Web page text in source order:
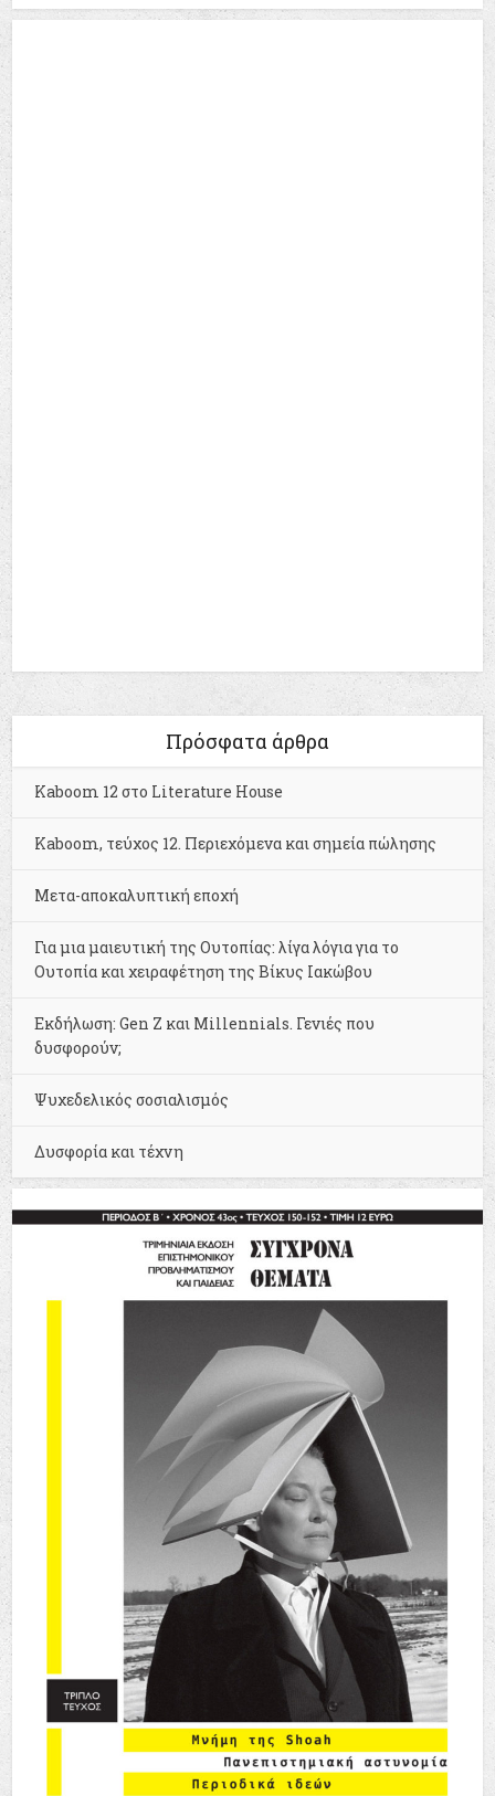
Πρόσφατα άρθρα
Kaboom 12 στο Literature House
Kaboom, τεύχος 12. Περιεχόμενα και σημεία πώλησης
Μετα-αποκαλυπτική εποχή
Για μια μαιευτική της Ουτοπίας: λίγα λόγια για το
Ουτοπία και χειραφέτηση της Βίκυς Ιακώβου
Εκδήλωση: Gen Z και Millennials. Γενιές που
δυσφορούν;
Ψυχεδελικός σοσιαλισμός
Δυσφορία και τέχνη